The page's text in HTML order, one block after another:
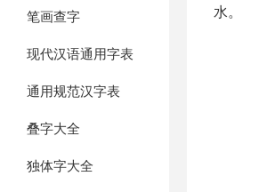
笔画查字
现代汉语通用字表
通用规范汉字表
叠字大全
独体字大全
水。